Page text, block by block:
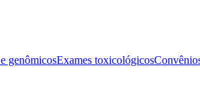
genômicosExames toxicológicos